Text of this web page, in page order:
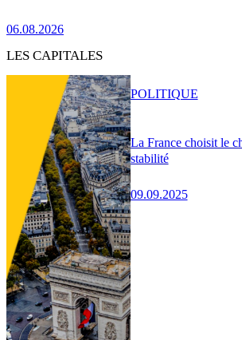
06.08.2026
LES CAPITALES
La France choisit le
stabilité
09.09.2025
POLITIQUE